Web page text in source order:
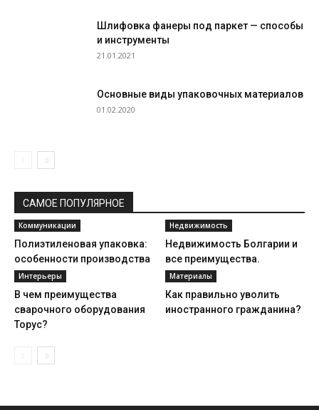
Шлифовка фанеры под паркет — способы
и инструменты
21.01.2021
Основные виды упаковочных материалов
01.02.2020
САМОЕ ПОПУЛЯРНОЕ
Коммуникации
Полиэтиленовая упаковка:
особенности производства
Недвижимость
Недвижимость Болгарии и
все преимущества.
Интерьеры
В чем преимущества
сварочного оборудования
Торус?
Материалы
Как правильно уволить
иностранного гражданина?